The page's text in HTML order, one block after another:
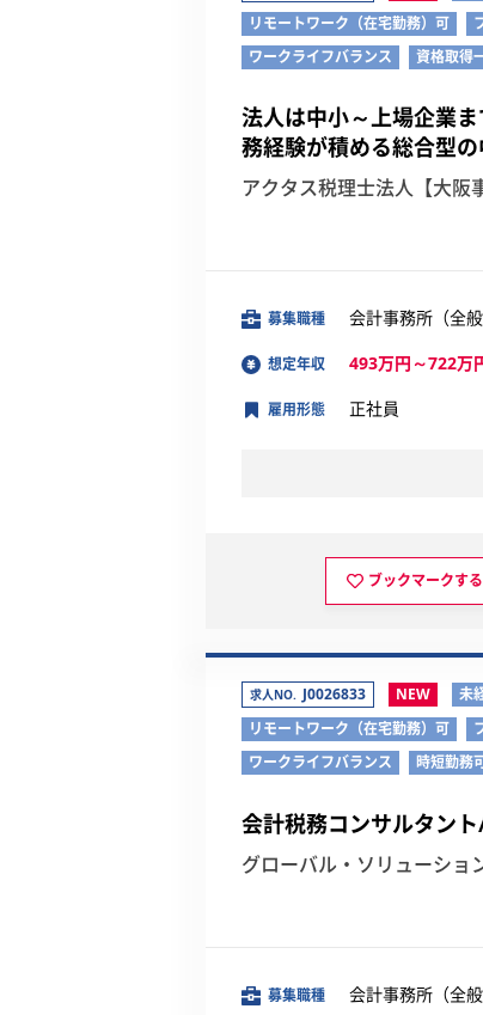
リモートワーク（在宅勤務）可
ワークライフバランス
資格取得
法人は中小～上場企業
務経験が積める総合型
アクタス税理士法人【大阪
募集職種 会計事務所（全般
想定年収 493万円～722万
雇用形態 正社員
ブックマークする
求人NO. J0026833 NEW 未
リモートワーク（在宅勤務）可
ワークライフバランス
時短勤務
会計税務コンサルタン
グローバル・ソリューショ
募集職種 会計事務所（全般